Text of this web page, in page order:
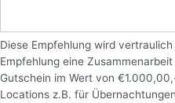
Diese Empfehlung wird
Empfehlung eine
Gutschein im Wert von
Locations z.B. für